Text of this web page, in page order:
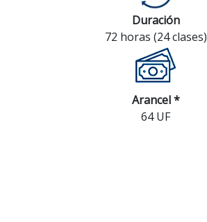
Duración
72 horas (24 clases)
Arancel *
64 UF